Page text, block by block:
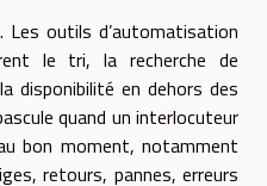
Les outils d’automatisation
le tri, la recherche de
disponibilité en dehors des
quand un interlocuteur
bon moment, notamment
retours, pannes, erreurs